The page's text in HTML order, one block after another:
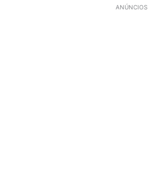
ANÚNCIOS